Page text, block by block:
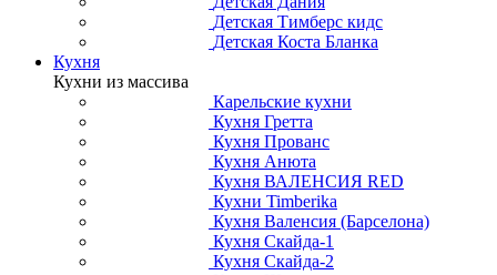
Детская Тимберс кидс
Детская Коста Бланка
Кухня
Кухни из массива
Карельские кухни
Кухня Гретта
Кухня Прованс
Кухня Анюта
Кухня ВАЛЕНСИЯ RED
Кухни Timberika
Кухня Валенсия (Барселона)
Кухня Скайда-1
Кухня Скайда-2